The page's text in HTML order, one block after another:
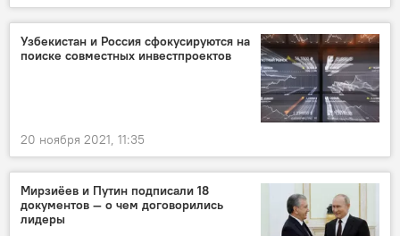
Узбекистан и Россия сфокусируются на
поиске совместных инвестпроектов
20 ноября 2021, 11:35
Мирзиёев и Путин подписали 18
документов — о чем договорились
лидеры